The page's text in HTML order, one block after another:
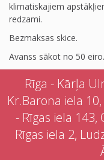
klimatiskajiem
redzami.
Bezmaksas skice.
Avanss sākot no 50 eiro.
Rīga - Kārļa
Kr.Barona iela
- Rīgas iela 143,
Rīgas iela 2,